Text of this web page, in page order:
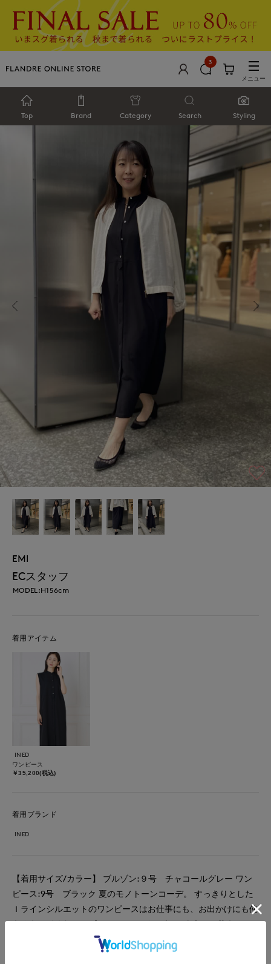
3
メニュー
Top Brand Category Search Styling
EMI
ECスタッフ
MODEL:H156cm
着用アイテム
INED
ワンピース
￥35,200(税込)
着用ブランド
INED
【着用サイズ/カラー】 ブルゾン:９号 チャコールグレー ワン
ピース:9号 ブラック 夏のモノトーンコーデ。 すっきりとした
Ｉラインシルエットのワンピースはお仕事にも、お出かけにも使
えるキレイめなワンピース。 カーディガンのように、使えるメ
ッシュブルゾンを合わせて涼しく&キレイめに着こなせます。